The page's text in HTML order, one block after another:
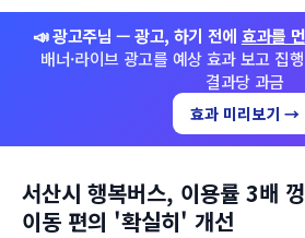
📣 광고주님 — 광고, 하기 전에 효과를
배너·라이브 광고를 예상 효과 보고 집
결과당 과금
효과 미리보기 →
서산시 행복버스, 이용률 3배
이동 편의 '확실히' 개선